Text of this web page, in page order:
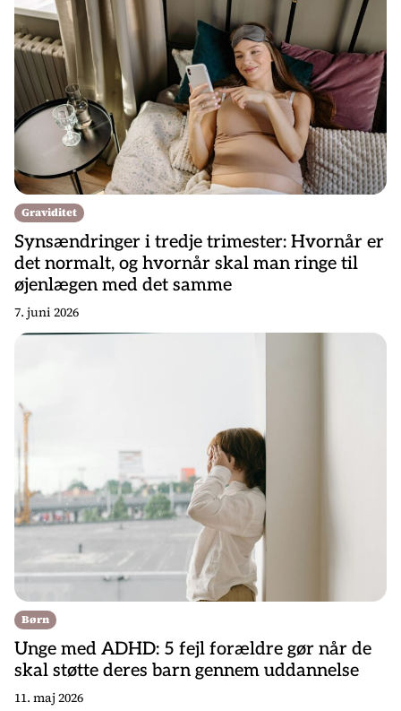
Graviditet
Synsændringer i tredje trimester: Hvornår er
det normalt, og hvornår skal man ringe til
øjenlægen med det samme
7. juni 2026
Børn
Unge med ADHD: 5 fejl forældre gør når de
skal støtte deres barn gennem uddannelse
11. maj 2026